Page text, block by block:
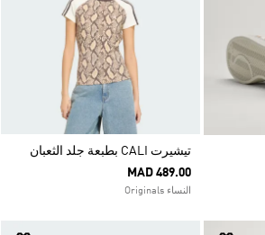
تيشيرت CALI بطبعة جلد الثعبان
MAD 489.00
النساء Originals